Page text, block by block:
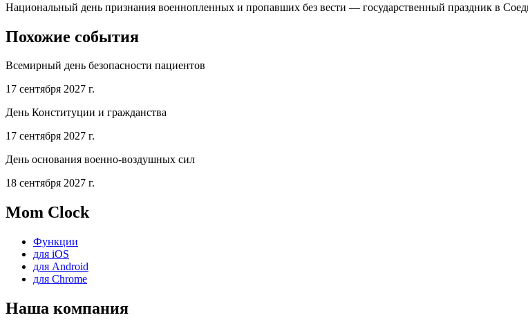
Национальный день признания военнопленных и пропавших без вести — государственный праздник в
Похожие события
Всемирный день безопасности пациентов
17 сентября 2027 г.
День Конституции и гражданства
17 сентября 2027 г.
День основания военно-воздушных сил
18 сентября 2027 г.
Mom Clock
Функции
для iOS
для Android
для Chrome
Наша компания